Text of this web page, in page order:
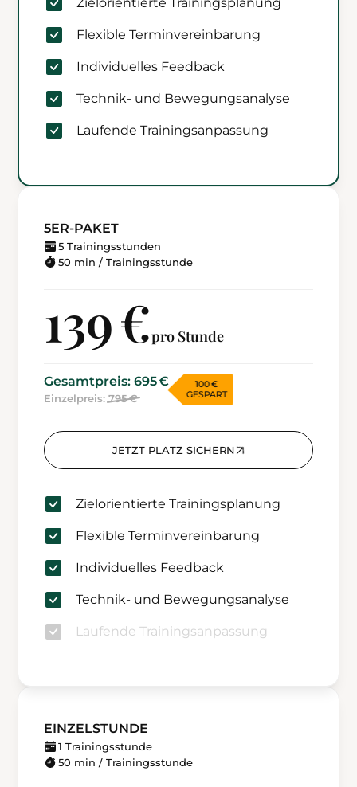
EINZELSTUNDE
1 Trainingsstunde
50 min / Trainingsstunde
Zielorientierte Trainingsplanung
Flexible Terminvereinbarung
Individuelles Feedback
Technik- und Bewegungsanalyse
Laufende Trainingsanpassung
5ER-PAKET
5 Trainingsstunden
50 min / Trainingsstunde
139 €pro Stunde
Gesamtpreis: 695 €
Einzelpreis:795 €
100 €
GESPART
JETZT PLATZ SICHERN
Zielorientierte Trainingsplanung
Flexible Terminvereinbarung
Individuelles Feedback
Technik- und Bewegungsanalyse
Laufende Trainingsanpassung